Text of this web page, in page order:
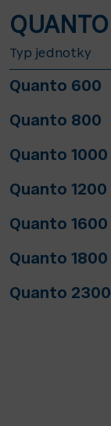
QUANTO
Typ jednotky
Quanto 600
Quanto 800
Quanto 1000
Quanto 1200
Quanto 1600
Quanto 1800
Quanto 2300